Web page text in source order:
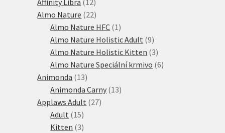
produktů
Almo Nature 2222
produktů
Almo Nature HFC 1 1
produkt
Almo Nature Holistic Adult 99
produktů
Almo Nature Holistic Kitten 33
produkty
Almo Nature Speciální krmivo 66
Animonda 1313
produktů
Animonda Carny 1313
Applaws Adult 2727
Adult 1515
produktů
Kitten 33